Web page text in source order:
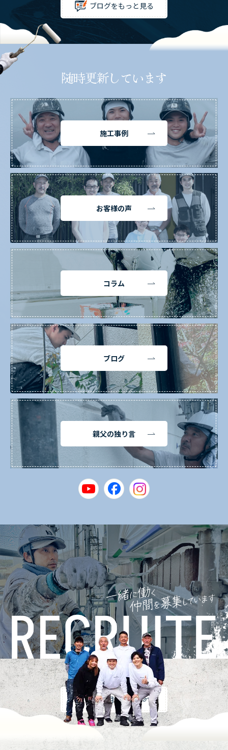
ブログをもっと見る
随時更新しています
施工事例
お客様の声
コラム
ブログ
親父の独り言
採用情報